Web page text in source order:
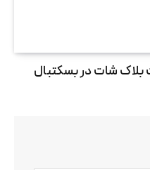
شات در بسکتبال